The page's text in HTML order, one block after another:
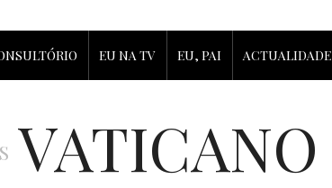
EU NA TV EU, PAI ACTUALIDADE
VATICANO